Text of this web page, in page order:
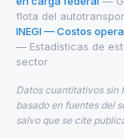
flota del
INEGI — Costos
— Estadísticas de
sector
Datos cuantitativos sin
basado en fuentes del
salvo que se cite